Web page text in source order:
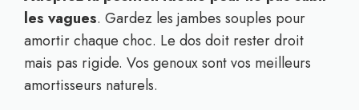
les vagues. Gardez les jambes souples pour
amortir chaque choc. Le dos doit rester droit
mais pas rigide. Vos genoux sont vos meilleurs
amortisseurs naturels.